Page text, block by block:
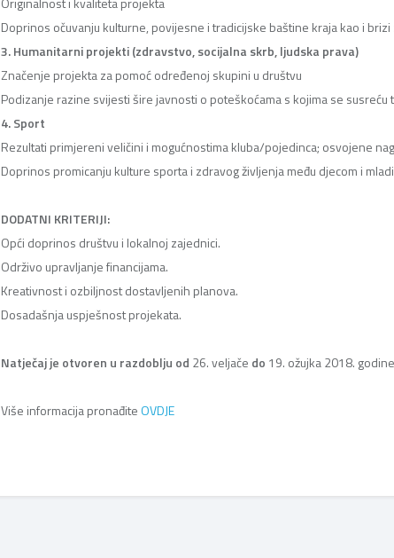
Doprinos očuvanju kulturne, povijesne i tradicijske baštine kraja kao i brizi
3. Humanitarni projekti (zdravstvo, socijalna skrb, ljudska prava)
Značenje projekta za pomoć određenoj skupini u društvu
Podizanje razine svijesti šire javnosti o poteškoćama s kojima se susreću
4. Sport
Rezultati primjereni veličini i mogućnostima kluba/pojedinca; osvojene
Doprinos promicanju kulture sporta i zdravog življenja među djecom i
DODATNI KRITERIJI:
Opći doprinos društvu i lokalnoj zajednici.
Održivo upravljanje financijama.
Kreativnost i ozbiljnost dostavljenih planova.
Dosadašnja uspješnost projekata.
Natječaj je otvoren u razdoblju od 26. veljače do 19. ožujka 2018.
Više informacija pronađite OVDJE